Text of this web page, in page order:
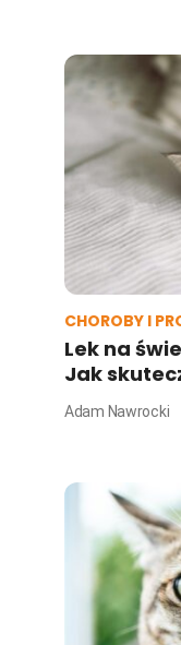
CHOROBY I
Lek na
Jak
Adam Nawrocki